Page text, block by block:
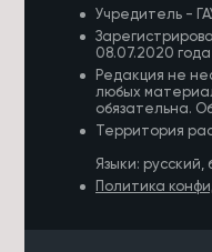
дому о
6/08/2026 в
Третий
ожидается
Забайкалья
6/08/2026 в
Учредитель -
08.07.2020 года
Редакция не
любых
обязательна.
Территория
Языки: русский,
Политика